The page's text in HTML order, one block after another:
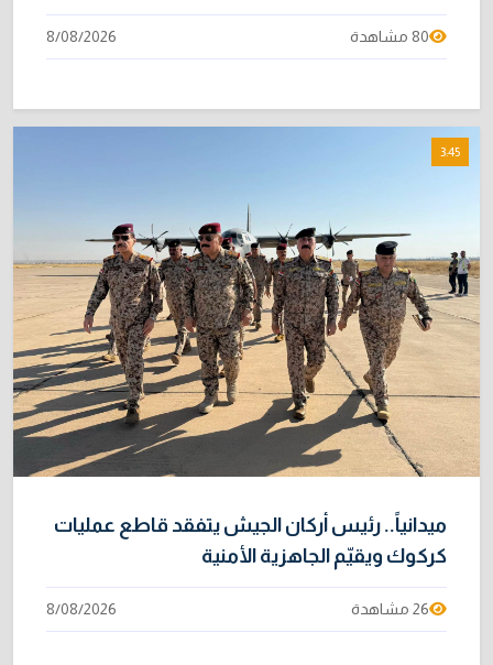
80 مشاهدة 8/08/2026
3:45
ميدانياً.. رئيس أركان الجيش يتفقد قاطع عمليات
كركوك ويقيّم الجاهزية الأمنية
26 مشاهدة 8/08/2026